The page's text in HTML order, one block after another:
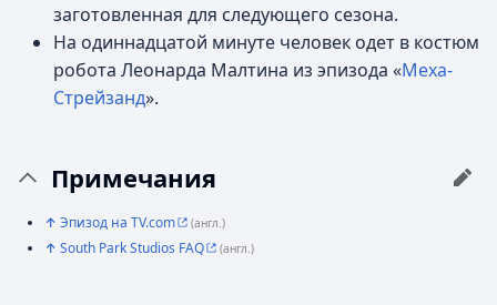
заготовленная для следующего сезона.
На одиннадцатой минуте человек одет в костюм
робота Леонарда Малтина из эпизода «Меха-
Стрейзанд».
Примечания
↑ Эпизод на TV.com (англ.)
↑ South Park Studios FAQ (англ.)